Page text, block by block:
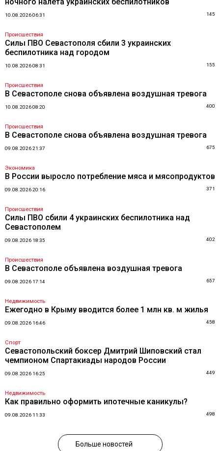
10.08.2026 06:31 145
Происшествия
Силы ПВО Севастополя сбили 3 украинских
беспилотника над городом
10.08.2026 08:31 155
Происшествия
В Севастополе снова объявлена воздушная тревога
10.08.2026 08:20 400
Происшествия
В Севастополе снова объявлена воздушная тревога
09.08.2026 21:37 675
Экономика
В России выросло потребление мяса и мясопродуктов
09.08.2026 20:16 371
Происшествия
Силы ПВО сбили 4 украинских беспилотника над
Севастополем
09.08.2026 18:35 402
Происшествия
В Севастополе объявлена воздушная тревога
09.08.2026 17:14 657
Недвижимость
Ежегодно в Крыму вводится более 1 млн кв. м жилья
09.08.2026 16:46 458
Спорт
Севастопольский боксер Дмитрий Шиповский стал
чемпионом Спартакиады народов России
09.08.2026 16:25 449
Недвижимость
Как правильно оформить ипотечные каникулы?
09.08.2026 11:33 498
Больше новостей